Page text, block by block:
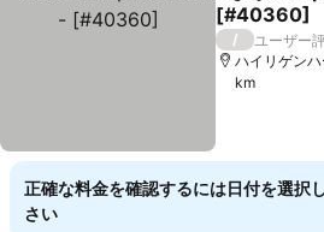
[#40360]
料金を表示
/
ユーザー
ハイリゲン
km
正確な料金を確認するには日付を選択
さい